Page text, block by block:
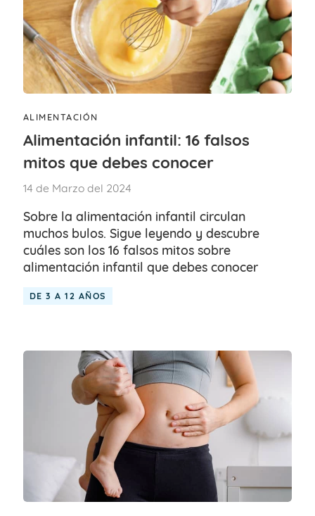
ALIMENTACIÓN
Alimentación infantil: 16 falsos
mitos que debes conocer
14 de Marzo del 2024
Sobre la alimentación infantil circulan
muchos bulos. Sigue leyendo y descubre
cuáles son los 16 falsos mitos sobre
alimentación infantil que debes conocer
DE 3 A 12 AÑOS